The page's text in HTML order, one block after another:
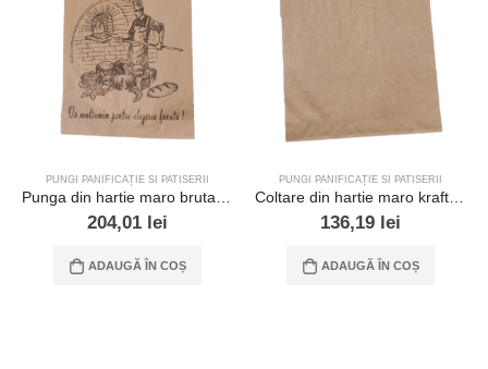
PUNGI PANIFICAȚIE SI PATISERII
204,01 lei
ADAUGĂ ÎN COȘ
PUNGI PANIFICAȚIE SI PATISERII
136,19 lei
ADAUGĂ ÎN COȘ